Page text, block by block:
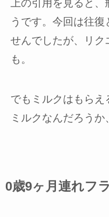
上の引用を見ると、
うです。今回は往
せんでしたが、リ
も。
でもミルクはもら
ミルクなんだろうか
0歳9ヶ月連れフ